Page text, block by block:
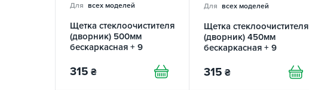
Для всех моделей
Щетка стеклоочистителя
(дворник) 500мм
бескаркасная + 9
315 ₴
Для всех моделей
Щетка стеклоочистителя
(дворник) 450мм
бескаркасная + 9
315 ₴